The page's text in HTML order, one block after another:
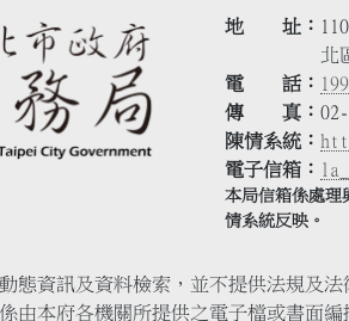
地 址
北
電 話
傳 真
陳情系統
電子信箱
本局信箱係處理
情系統反映。
態資訊及資料檢索，並不提供法規及
由本府各機關所提供之電子檔或書面